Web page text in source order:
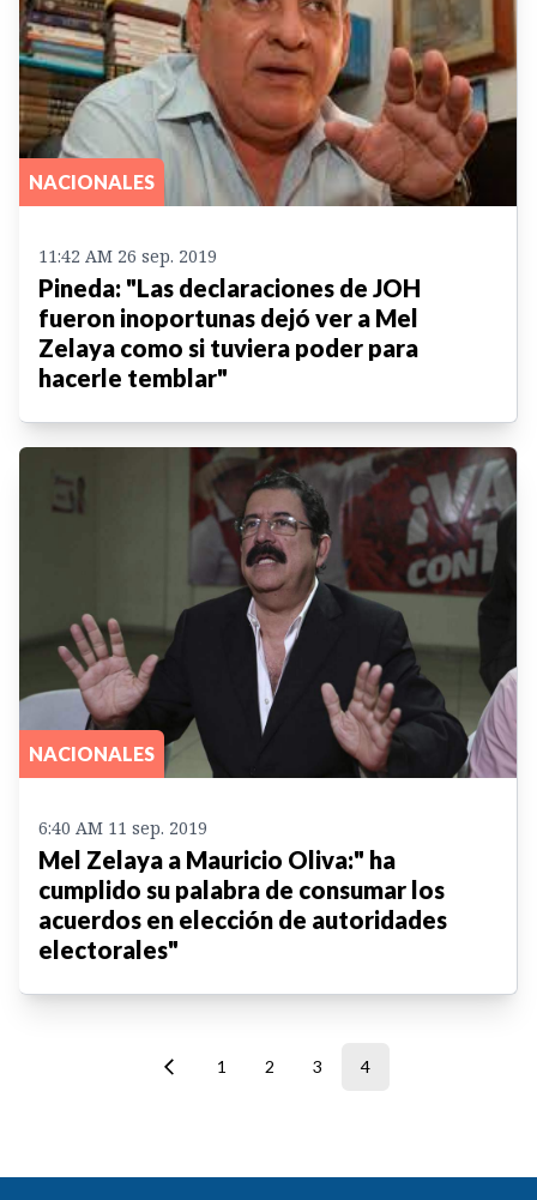
NACIONALES
11:42 AM 26 sep. 2019
Pineda: "Las declaraciones de JOH
fueron inoportunas dejó ver a Mel
Zelaya como si tuviera poder para
hacerle temblar"
NACIONALES
6:40 AM 11 sep. 2019
Mel Zelaya a Mauricio Oliva:" ha
cumplido su palabra de consumar los
acuerdos en elección de autoridades
electorales"
1 2 3 4